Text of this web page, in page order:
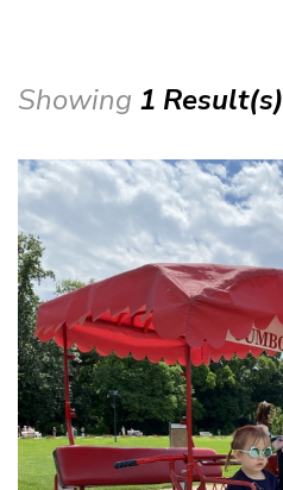
Showing 1 Result(s)